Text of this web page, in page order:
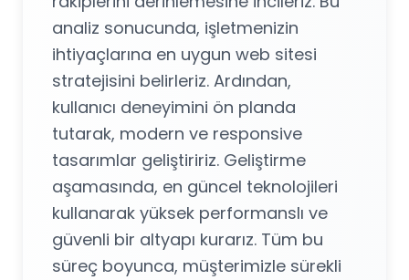
analiz sonucunda, işletmenizin
ihtiyaçlarına en uygun web sitesi
stratejisini belirleriz. Ardından,
kullanıcı deneyimini ön planda
tutarak, modern ve responsive
tasarımlar geliştiririz. Geliştirme
aşamasında, en güncel teknolojileri
kullanarak yüksek performanslı ve
güvenli bir altyapı kurarız. Tüm bu
süreç boyunca, müşterimizle sürekli